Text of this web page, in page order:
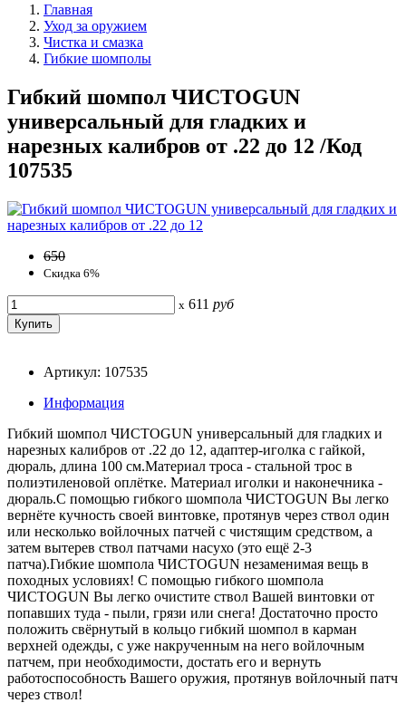
Главная
Уход за оружием
Чистка и смазка
Гибкие шомполы
Гибкий шомпол ЧИСТОGUN
универсальный для гладких и
нарезных калибров от .22 до 12 /Код
107535
650
Скидка 6%
x 611 руб
Артикул: 107535
Информация
Гибкий шомпол ЧИСТОGUN универсальный для гладких и
нарезных калибров от .22 до 12, адаптер-иголка с гайкой,
дюраль, длина 100 см.Материал троса - стальной трос в
полиэтиленовой оплётке. Материал иголки и наконечника -
дюраль.С помощью гибкого шомпола ЧИСТОGUN Вы легко
вернёте кучность своей винтовке, протянув через ствол один
или несколько войлочных патчей с чистящим средством, а
затем вытерев ствол патчами насухо (это ещё 2-3
патча).Гибкие шомпола ЧИСТОGUN незаменимая вещь в
походных условиях! С помощью гибкого шомпола
ЧИСТОGUN Вы легко очистите ствол Вашей винтовки от
попавших туда - пыли, грязи или снега! Достаточно просто
положить свёрнутый в кольцо гибкий шомпол в карман
верхней одежды, с уже накрученным на него войлочным
патчем, при необходимости, достать его и вернуть
работоспособность Вашего оружия, протянув войлочный патч
через ствол!